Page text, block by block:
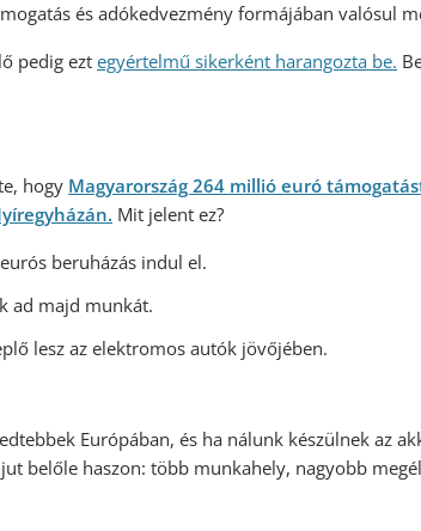
és adókedvezmény formájában valósul
pedig eztegyértelmű sikerként harangozta be.
hogy Magyarország 264 millió euró
Mit jelent ez?
beruházás indul el.
ad majd munkát.
lesz az elektromos autók jövőjében.
Európában, és ha nálunk készülnek az
belőle haszon: több munkahely, nagyobb